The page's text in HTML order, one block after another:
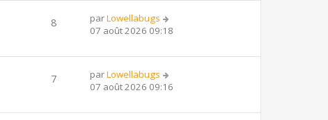
8 parLowellabugs
07 août 2026 09:18
7 parLowellabugs
07 août 2026 09:16